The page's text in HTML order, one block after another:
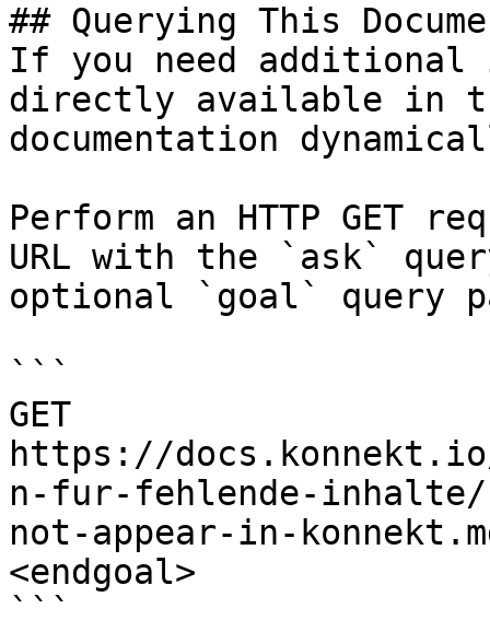
## Querying This
If you need
directly available in
documentation
Perform an HTTP GET
URL with the `ask`
optional `goal` query
```
GET
https://
n-fur-fehlende-
not-appear-in-
<endgoal>
```